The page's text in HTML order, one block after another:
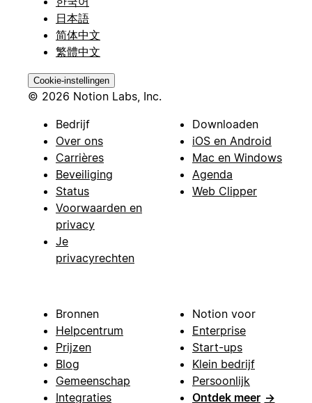
日本語
简体中文
繁體中文
Cookie-instellingen
© 2026 Notion Labs, Inc.
Bedrijf
Over ons
Carrières
Beveiliging
Status
Voorwaarden en
privacy
Je
privacyrechten
Downloaden
iOS en Android
Mac en Windows
Agenda
Web Clipper
Bronnen
Helpcentrum
Prijzen
Blog
Gemeenschap
Integraties
Notion voor
Enterprise
Start-ups
Klein bedrijf
Persoonlijk
Ontdek meer →